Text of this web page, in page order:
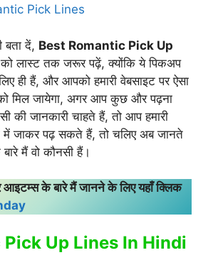
Pick Lines
दें, Best Romantic Pick Up
को लास्ट तक जरूर पढ़ें, क्योंकि ये पिकअप
ही हैं, और आपको हमारी वेबसाइट पर ऐसा
मिल जायेगा, अगर आप कुछ और पढ़ना
की जानकारी चाहते हैं, तो आप हमारी
में जाकर पढ़ सकते हैं, तो चलिए अब जानते
मैं वो कौनसी हैं।
के बारे मैं जानने के लिए यहाँ क्लिक
Up Lines In Hindi